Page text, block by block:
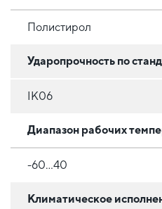
Полистирол
Ударопрочность по
IK06
Диапазон рабочих
-60...40
Климатическое